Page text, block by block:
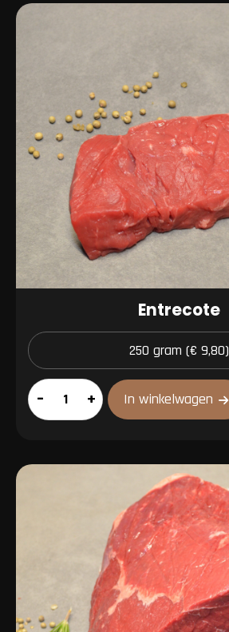
Entrecote
Entrecote
aantal
– + In winkelwagen